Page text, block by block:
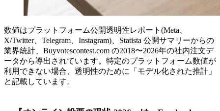
数値はプラットフォーム公開透明性レポート(Meta、
X/Twitter、Telegram、Instagram)、Statista 公開サマリーからの
業界統計、Buyvotescontest.com の2018〜2026年の社内注文デ
ータから導出されています。特定のプラットフォーム数値が
利用できない場合、透明性のために「モデル化された推計」
と記載しています。